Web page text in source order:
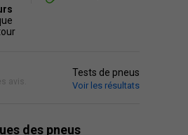
avis.
Tests de pneus
Voir les résultats
des pneus